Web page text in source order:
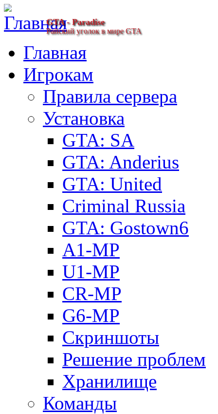
GTA - Paradise
Райский уголок в мире GTA
Главная
Игрокам
Правила сервера
Установка
GTA: SA
GTA: Anderius
GTA: United
Criminal Russia
GTA: Gostown6
A1-MP
U1-MP
CR-MP
G6-MP
Скриншоты
Решение проблем
Хранилище
Команды